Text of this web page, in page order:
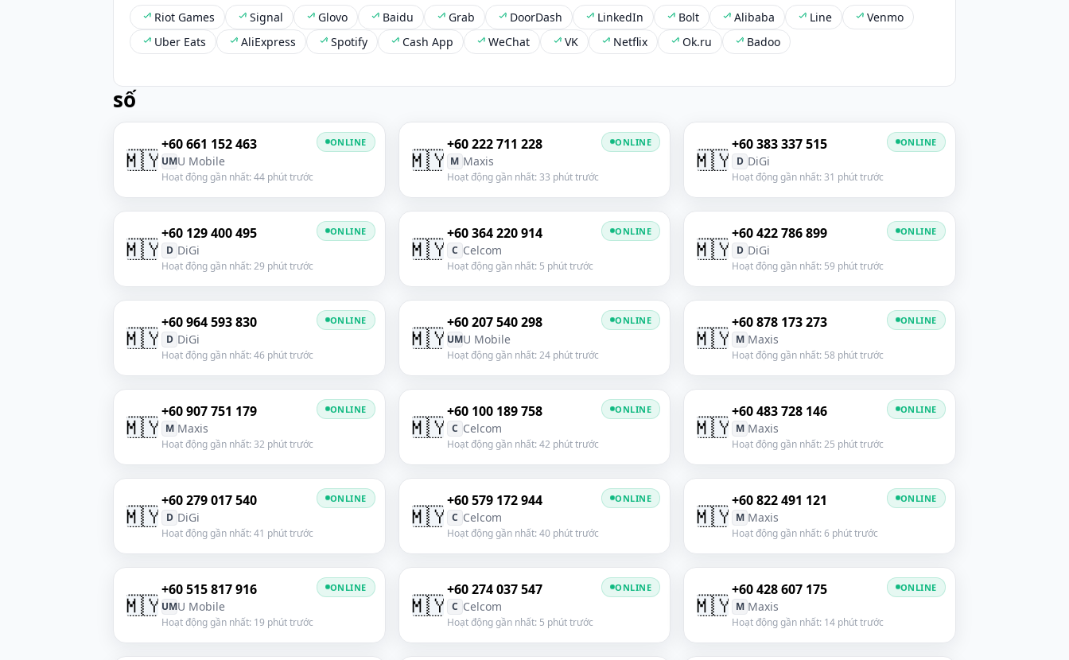
Riot Games Signal Glovo Baidu Grab DoorDash LinkedIn Bolt Alibaba Line
Venmo
Uber Eats
AliExpress Spotify Cash App WeChat VK Netflix Ok.ru Badoo
số
🇲🇾
+60 661 152 463
UMU Mobile
Hoạt động gần nhất: 44 phút trước
ONLINE
🇲🇾
+60 222 711 228
M Maxis
Hoạt động gần nhất: 33 phút trước
ONLINE
🇲🇾
+60 383 337 515
D DiGi
Hoạt động gần nhất: 31 phút trước
ONLINE
🇲🇾
+60 129 400 495
D DiGi
Hoạt động gần nhất: 29 phút trước
ONLINE
🇲🇾
+60 364 220 914
C Celcom
Hoạt động gần nhất: 5 phút trước
ONLINE
🇲🇾
+60 422 786 899
D DiGi
Hoạt động gần nhất: 59 phút trước
ONLINE
🇲🇾
+60 964 593 830
D DiGi
Hoạt động gần nhất: 46 phút trước
ONLINE
🇲🇾
+60 207 540 298
UMU Mobile
Hoạt động gần nhất: 24 phút trước
ONLINE
🇲🇾
+60 878 173 273
M Maxis
Hoạt động gần nhất: 58 phút trước
ONLINE
🇲🇾
+60 907 751 179
M Maxis
Hoạt động gần nhất: 32 phút trước
ONLINE
🇲🇾
+60 100 189 758
C Celcom
Hoạt động gần nhất: 42 phút trước
ONLINE
🇲🇾
+60 483 728 146
M Maxis
Hoạt động gần nhất: 25 phút trước
ONLINE
🇲🇾
+60 279 017 540
D DiGi
Hoạt động gần nhất: 41 phút trước
ONLINE
🇲🇾
+60 579 172 944
C Celcom
Hoạt động gần nhất: 40 phút trước
ONLINE
🇲🇾
+60 822 491 121
M Maxis
Hoạt động gần nhất: 6 phút trước
ONLINE
🇲🇾
+60 515 817 916
UMU Mobile
Hoạt động gần nhất: 19 phút trước
ONLINE
🇲🇾
+60 274 037 547
C Celcom
Hoạt động gần nhất: 5 phút trước
ONLINE
🇲🇾
+60 428 607 175
M Maxis
Hoạt động gần nhất: 14 phút trước
ONLINE